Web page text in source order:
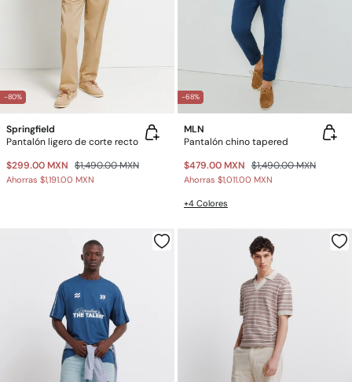
-80%
Springfield
Pantalón ligero de corte recto
$299.00 MXN $1,490.00 MXN
Ahorras $1,191.00 MXN
-68%
MLN
Pantalón chino tapered
$479.00 MXN $1,490.00 MXN
Ahorras $1,011.00 MXN
+4 Colores